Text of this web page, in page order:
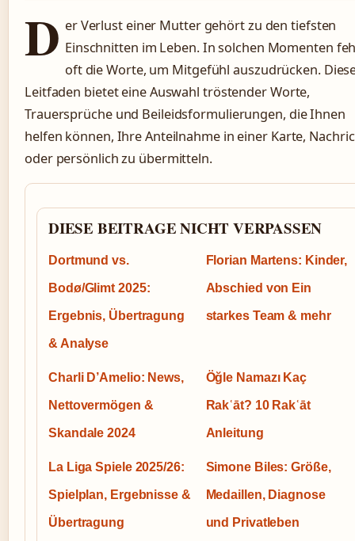
D er Verlust einer Mutter gehört zu den tiefsten
Einschnitten im Leben. In solchen Momenten
oft die Worte, um Mitgefühl auszudrücken.
Leitfaden bietet eine Auswahl tröstender Worte,
Trauersprüche und Beileidsformulierungen, die Ihnen
helfen können, Ihre Anteilnahme in einer Karte,
oder persönlich zu übermitteln.
DIESE BEITRAGE NICHT VERPASSEN
Dortmund vs.
Bodø/Glimt 2025:
Ergebnis, Übertragung
& Analyse
Florian Martens: Kinder,
Abschied von Ein
starkes Team & mehr
Charli D’Amelio: News,
Nettovermögen &
Skandale 2024
Öğle Namazı Kaç
Rakʿāt? 10 Rakʿāt
Anleitung
La Liga Spiele 2025/26:
Spielplan, Ergebnisse &
Übertragung
Simone Biles: Größe,
Medaillen, Diagnose
und Privatleben